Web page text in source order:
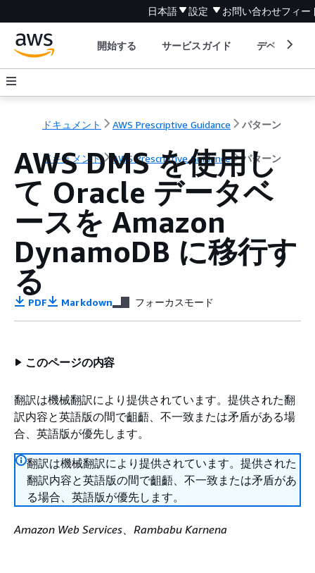
日本語 設定 お問い合わせフィー
開始する サービスガイド デベロッパ
ドキュメント AWS Prescriptive Guidance パターン
ドキュメント AWS Prescriptive Guidance パターン
AWS DMS を使用し
て Oracle データベ
ースを Amazon
DynamoDB に移行す
る
PDF Markdown フォーカスモード
このページの内容
翻訳は機械翻訳により提供されています。提供された翻
訳内容と英語版の間で齟齬、不一致または矛盾がある場
合、英語版が優先します。
翻訳は機械翻訳により提供されています。提供された
翻訳内容と英語版の間で齟齬、不一致または矛盾があ
る場合、英語版が優先します。
Amazon Web Services、Rambabu Karnena